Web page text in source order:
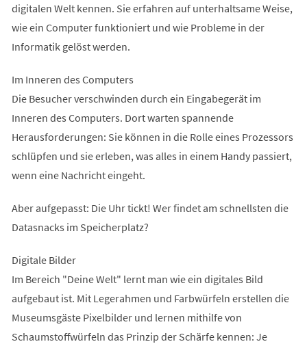
digitalen Welt kennen. Sie erfahren auf unterhaltsame Weise,
wie ein Computer funktioniert und wie Probleme in der
Informatik gelöst werden.
Im Inneren des Computers
Die Besucher verschwinden durch ein Eingabegerät im
Inneren des Computers. Dort warten spannende
Herausforderungen: Sie können in die Rolle eines Prozessors
schlüpfen und sie erleben, was alles in einem Handy passiert,
wenn eine Nachricht eingeht.
Aber aufgepasst: Die Uhr tickt! Wer findet am schnellsten die
Datasnacks im Speicherplatz?
Digitale Bilder
Im Bereich "Deine Welt" lernt man wie ein digitales Bild
aufgebaut ist. Mit Legerahmen und Farbwürfeln erstellen die
Museumsgäste Pixelbilder und lernen mithilfe von
Schaumstoffwürfeln das Prinzip der Schärfe kennen: Je